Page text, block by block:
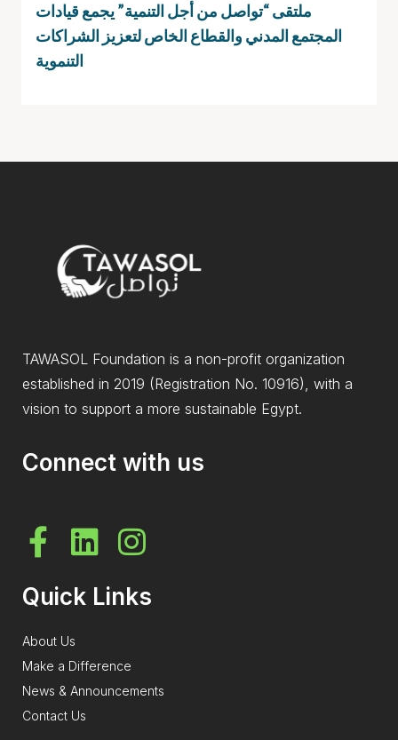
ملتقى “تواصل من أجل التنمية” يجمع قيادات
المجتمع المدني والقطاع الخاص لتعزيز الشراكات
التنموية
TAWASOL Foundation is a non-profit organization
established in 2019 (Registration No. 10916), with a
vision to support a more sustainable Egypt.
Connect with us
Quick Links
About Us
Make a Difference
News & Announcements
Contact Us